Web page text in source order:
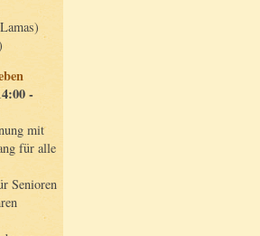
-
mit
für alle
Senioren